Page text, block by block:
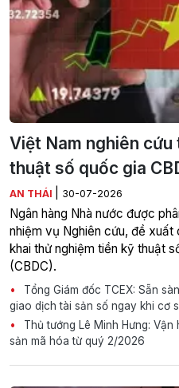
Việt Nam nghiên
thuật số quốc gia
AN THÁI 30-07-2026
Ngân hàng Nhà nước được
nhiệm vụ Nghiên cứu, đề xuất
khai thử nghiệm tiền kỹ thuật
(CBDC).
Tổng Giám đốc TCEX: Sẵn
giao dịch tài sản số ngay khi cơ
Thủ tướng Lê Minh Hưng:
sản mã hóa từ quý 2/2026